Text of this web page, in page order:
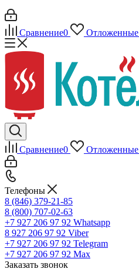
Сравнение0 Отложенные
Сравнение0 Отложенные
Телефоны
8 (846) 379-21-85
8 (800) 707-02-63
+7 927 206 97 92 Whatsapp
8 927 206 97 92 Viber
+7 927 206 97 92 Telegram
+7 927 206 97 92 Max
Заказать звонок